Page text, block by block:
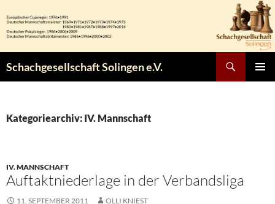
Inhalt
springen
Schachgesellschaft Solingen e.V.
Kategoriearchiv: IV. Mannschaft
IV. MANNSCHAFT
Auftaktniederlage in der Verbandsliga
11. SEPTEMBER 2011 OLLI KNIEST